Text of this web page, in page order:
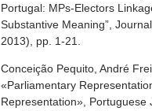
Portugal: MPs-Electors
Substantive Meaning”,
2013), pp. 1-21.
Conceição Pequito, André
«Parliamentary
Representation», Portuguese